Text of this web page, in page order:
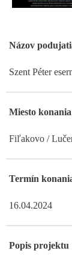
Názov
Szent Péter
Miesto
Fiľakovo /
Termín
16.04.2024
Popis projektu